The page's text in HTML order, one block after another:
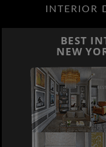
INTERIOR
BEST
NEW